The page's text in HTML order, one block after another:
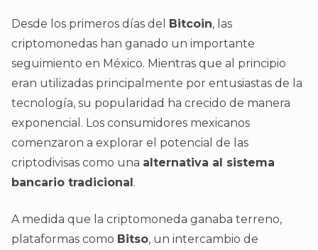
Desde los primeros días del Bitcoin, las
criptomonedas han ganado un importante
seguimiento en México. Mientras que al principio
eran utilizadas principalmente por entusiastas de la
tecnología, su popularidad ha crecido de manera
exponencial. Los consumidores mexicanos
comenzaron a explorar el potencial de las
criptodivisas como una alternativa al sistema
bancario tradicional .
A medida que la criptomoneda ganaba terreno,
plataformas como Bitso, un intercambio de